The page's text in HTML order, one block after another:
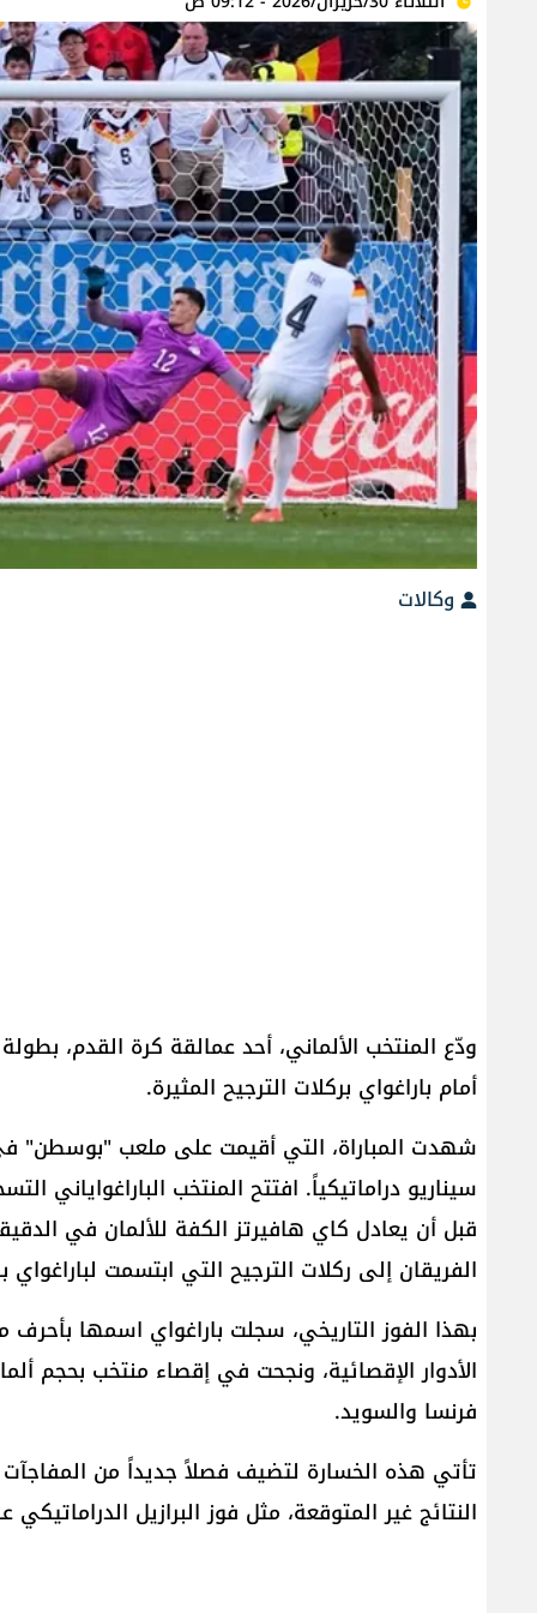
وكالات
أمام باراغواي بركلات الترجيح المثيرة.
شهدت المباراة، التي أقيمت على ملعب "بوسطن"
الفريقان إلى ركلات الترجيح التي ابتسمت لباراغواي
بهذا الفوز التاريخي، سجلت باراغواي اسمها
فرنسا والسويد.
النتائج غير المتوقعة، مثل فوز البرازيل الدراماتيكي